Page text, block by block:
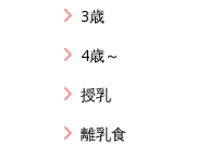
3歳
4歳～
授乳
離乳食